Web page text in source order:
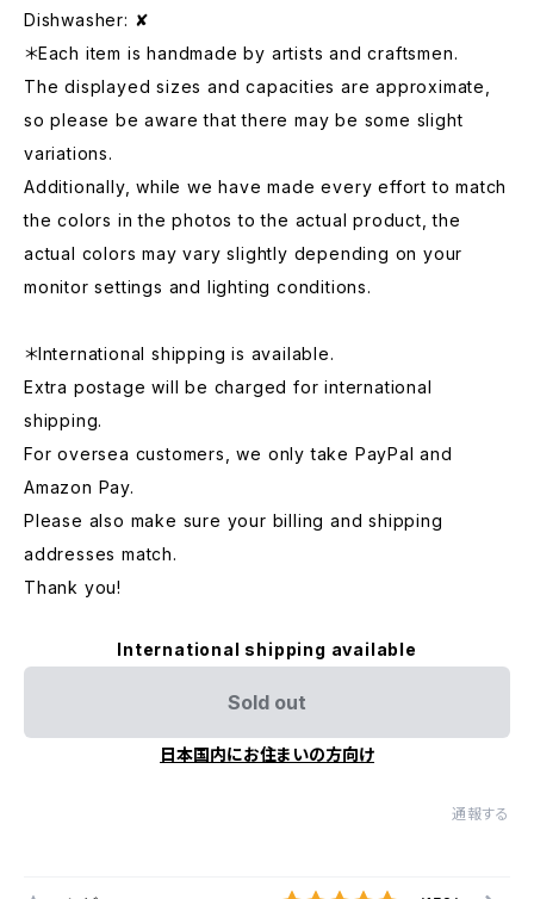
Dishwasher: ✘
＊Each item is handmade by artists and craftsmen.
The displayed sizes and capacities are approximate,
so please be aware that there may be some slight
variations.
Additionally, while we have made every effort to match
the colors in the photos to the actual product, the
actual colors may vary slightly depending on your
monitor settings and lighting conditions.
＊International shipping is available.
Extra postage will be charged for international
shipping.
For oversea customers, we only take PayPal and
Amazon Pay.
Please also make sure your billing and shipping
addresses match.
Thank you!
International shipping available
Sold out
日本国内にお住まいの方向け
通報する